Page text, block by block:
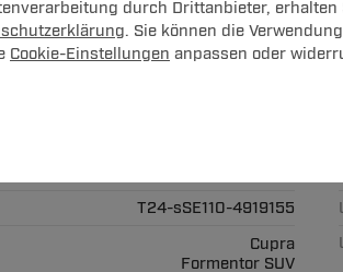
durch Drittanbieter, erhalten
. Sie können die
Cookie-Einstellungen anpassen oder
Elektrosatz 13-pol
T24-sSE110-4919155
Cupra
Formentor SUV